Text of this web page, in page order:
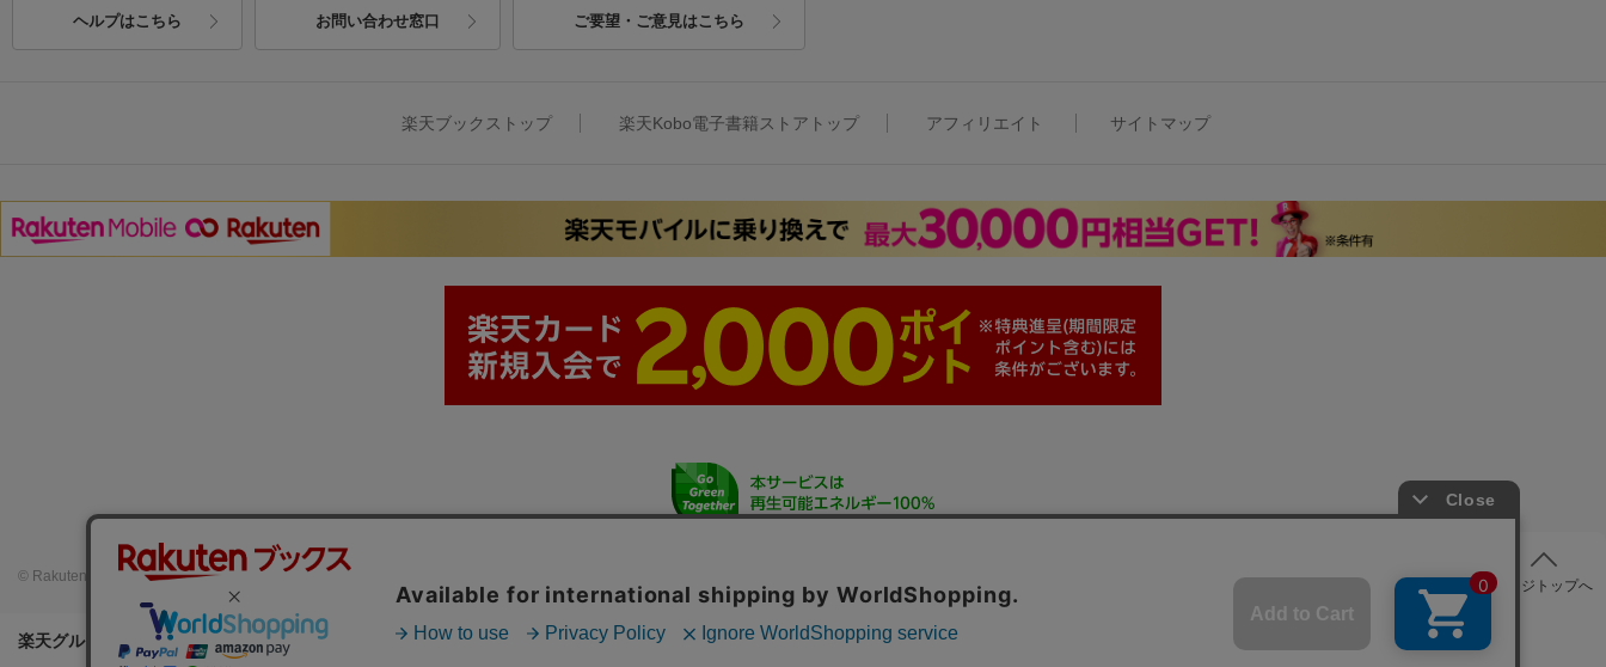
ヘルプはこちら お問い合わせ窓口 ご要望・ご意見はこちら
楽天ブックストップ 楽天Kobo電子書籍ストアトップ アフィリエイト サイトマップ
© Rakuten Group, Inc.
ページトップへ
楽天グループ